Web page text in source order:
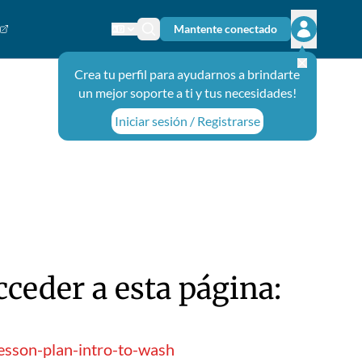
Cambiar el idioma
Ícono de búsqueda
Mantente conectado
Abrir el
Crea tu perfil para ayudarnos a brindarte
un mejor soporte a ti y tus necesidades!
Iniciar sesión / Registrarse
a esta página:
plan-intro-to-wash